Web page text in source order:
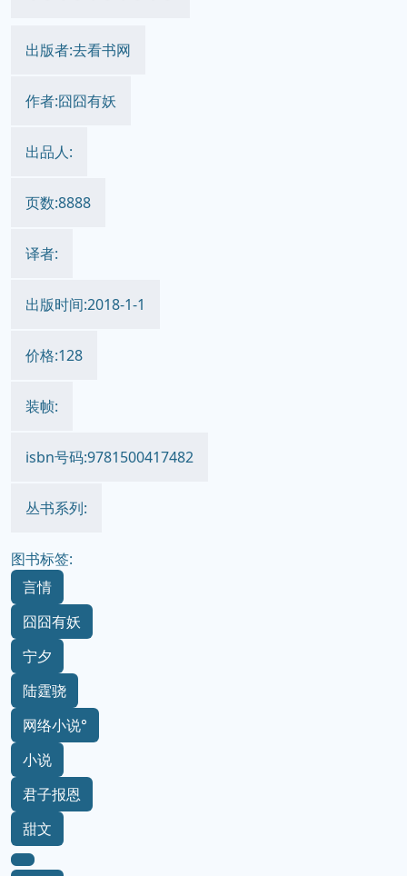
出版者:去看书网
作者:囧囧有妖
出品人:
页数:8888
译者:
出版时间:2018-1-1
价格:128
装帧:
isbn号码:9781500417482
丛书系列:
图书标签:
言情
囧囧有妖
宁夕
陆霆骁
网络小说°
小说
君子报恩
甜文